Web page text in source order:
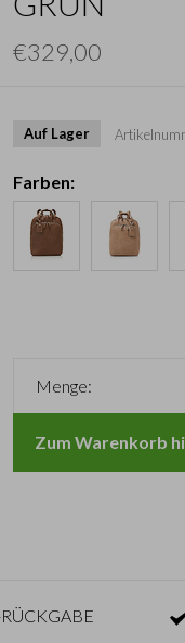
€329,00
Auf Lager
Farben:
Menge:
Zum Warenkorb